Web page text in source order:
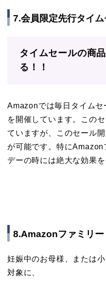
7.会員限定先行タイ
タイムセールの商
る！！
Amazonでは毎日タイム
を開催しています。この
ていますが、このセール
が可能です。特に
デーの時には絶大な効果を
8.Amazonファミリー
妊娠中のお母様、または
対象に、